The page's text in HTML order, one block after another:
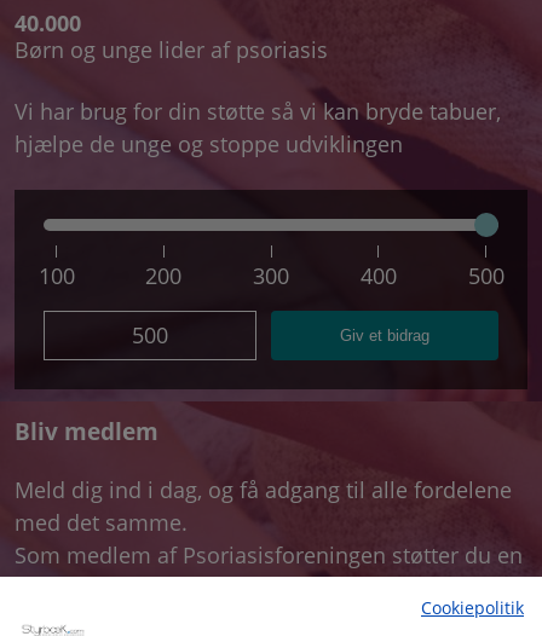
Cookiepolitik
40.000
Børn og unge lider af psoriasis
Vi har brug for din støtte så vi kan bryde tabuer,
hjælpe de unge og stoppe udviklingen
100 200 300 400 500
500 Giv et bidrag
Bliv medlem
Meld dig ind i dag, og få adgang til alle fordelene
med det samme.
Som medlem af Psoriasisforeningen støtter du en
livskvalitet for mennesker med psoriasis i hud og